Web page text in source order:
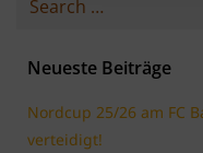
Neueste Beiträge
Nordcup 25/26 am FC
verteidigt!